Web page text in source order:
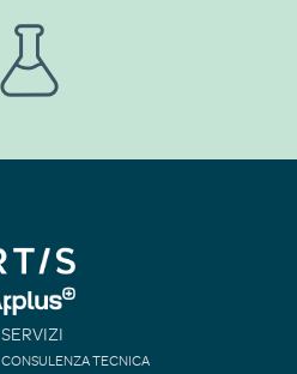
SERVIZI
CONSULENZA TECNICA